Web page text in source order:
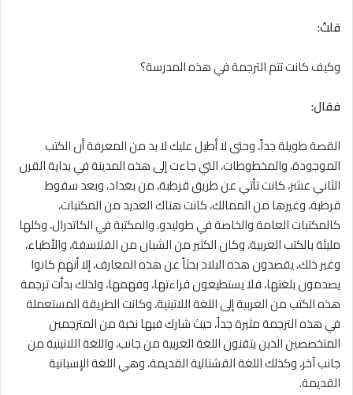
قلتُ:
وكيف كانت تتم الترجمة في هذه المدرسة؟
فقال:
القصة طويلة جداً، وحتى لا أطيل عليك لا بد من المعرفة أن الكتب
الموجودة، والمخطوطات، التي جاءت إلى هذه المدينة في بداية القرن
الثاني عشر، كانت تأتي عن طريق قرطبة، من بغداد، وبعد سقوط
قرطبة، وغيرها من الممالك، كانت هناك العديد من المكتبات،
كالمكتبات العامة والخاصة في طوليدو، والمكتبة في الكاتدرال، وكلها
مليئة بالكتب العربية، وكان الكثير من الشبان من الفلاسفة، والأطباء،
وغير ذلك، يقصدون هذه البلاد بحثاً عن هذه المعارف، إلا أنهم كانوا
يصدمون بلغتها، فلا يستطيعون قراءتها، وفهمها، ولذلك بدأت ترجمة
هذه الكتب من العربية إلى اللغة اللاتينية، وكانت الطريقة المستعملة
في هذه الترجمة مثيرة جداً، حيث شارك فيها نخبة من المترجمين
المتخصصين الذين يتقنون اللغة العربية من جانب، واللغة اللاتينية من
جانب آخر، وكذلك اللغة القشتالية القديمة، وهي اللغة الإسبانية
القديمة.